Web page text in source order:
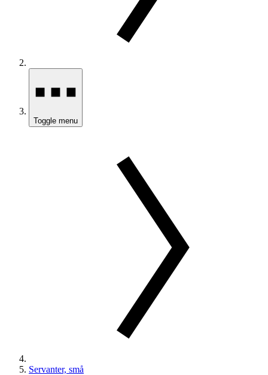
Toggle menu
Servanter, små